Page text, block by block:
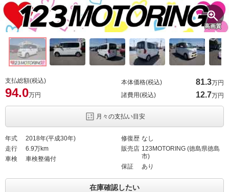
高画質
支払総額(税込)
94.0万円
本体価格(税込) 81.3万円
諸費用(税込)
12.7万円
月々の支払い目安
年式
2018年(平成30年)
走行
6.9万km
車検
車検整備付
修復歴 なし
販売店 123MOTORING (徳島県徳島
市)
保証
あり
在庫確認したい